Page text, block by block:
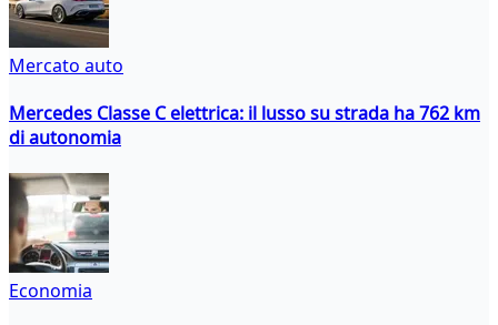
Mercato auto
Mercedes Classe C elettrica: il lusso su strada ha 762 km
di autonomia
Economia